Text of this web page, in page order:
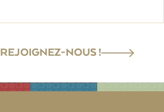
REJOIGNEZ-NOUS !